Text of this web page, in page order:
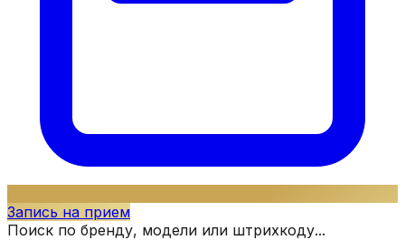
Запись на прием
Поиск по бренду, модели или штрихкоду...